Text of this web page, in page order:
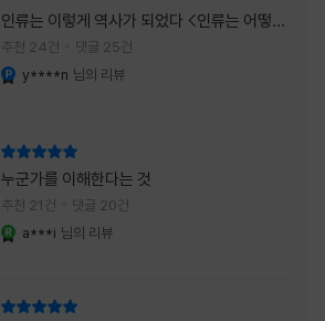
잃어버린 다섯 인물들의 이야기를 담고 있다.
👧연인에게 이별을 통보받고 외모를 향한 악성
댓글로 인해 카메라 앞에 설 수 없게 된 요리 유
튜버
인류는 이렇게 역사가 되었다 <인류는 어떻게
역사가 되었나>
추천 24건 댓글 25건
y****n 님의 리뷰
누군가를 이해한다는 것
추천 21건 댓글 20건
a***i 님의 리뷰